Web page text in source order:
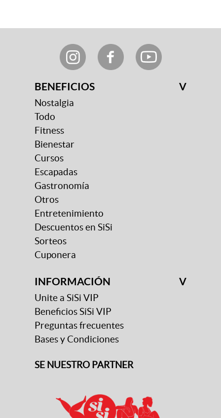
BENEFICIOS V
Nostalgia
Todo
Fitness
Bienestar
Cursos
Escapadas
Gastronomía
Otros
Entretenimiento
Descuentos en SiSi
Sorteos
Cuponera
INFORMACIÓN V
Unite a SiSi VIP
Beneficios SiSi VIP
Preguntas frecuentes
Bases y Condiciones
SE NUESTRO PARTNER